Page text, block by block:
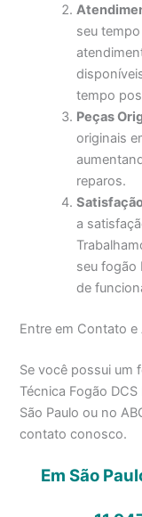
seu
tempo
Peças
originais
reparos.
a
seu fogão
de
Entre em Contato e
Se você possui um
Técnica Fogão
São Paulo ou no
contato conosco.
Em São